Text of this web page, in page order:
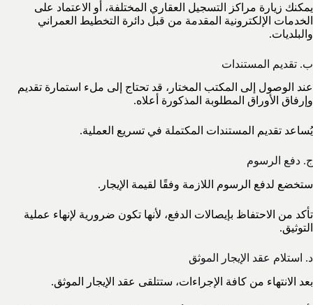
يمكنك زيارة مراكز التسجيل العقاري المختلفة، أو الاعتماد على
الخدمات الإلكترونية المقدمة من قبل دائرة التخطيط العمراني
والبلديات.
ب. تقديم المستندات
عند الوصول إلى المكتب المختار، قد تحتاج إلى ملء استمارة تقديم
وإرفاق الأوراق المطلوبة المذكورة أعلاه.
يُساعد تقديم المستندات المكتملة في تسريع العملية.
ج. دفع الرسوم
ستخضع لدفع الرسوم اللازمة وفقًا لقيمة الإيجار.
تأكد من الاحتفاظ بإيصالات الدفع، لأنها تكون ضرورية لإنهاء عملية
التوثيق.
د. استلام عقد الإيجار الموثق
بعد الانتهاء من كافة الإجراءات، ستتلقى عقد الإيجار الموثق.